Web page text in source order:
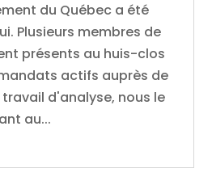
du Québec a été
Plusieurs membres de
présents au huis-clos
actifs auprès de
d'analyse, nous le
au...